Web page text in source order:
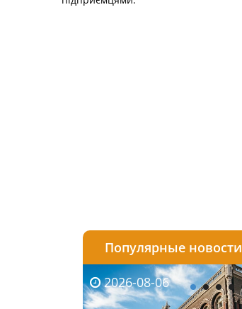
Популярные новости
2026-08-06
2026-08-03